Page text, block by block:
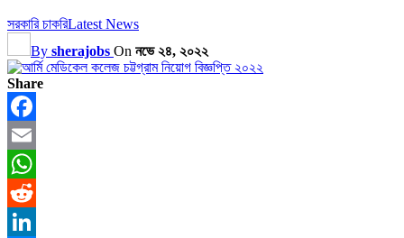
সরকারি চাকরিLatest News
By sherajobs On নভে ২৪, ২০২২
Share
Facebook
Email
WhatsApp
Reddit